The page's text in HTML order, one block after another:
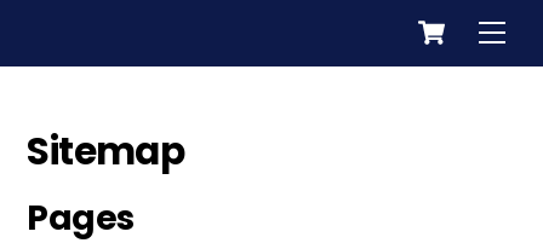
Cart
Sitemap
Pages